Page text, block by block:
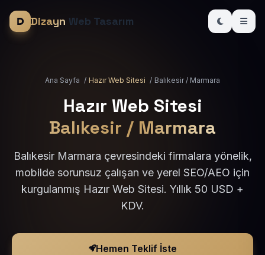
Dizayn Web Tasarım
Ana Sayfa / Hazır Web Sitesi / Balıkesir / Marmara
Hazır Web Sitesi
Balıkesir / Marmara
Balıkesir Marmara çevresindeki firmalara yönelik,
mobilde sorunsuz çalışan ve yerel SEO/AEO için
kurgulanmış Hazır Web Sitesi. Yıllık 50 USD +
KDV.
Hemen Teklif İste